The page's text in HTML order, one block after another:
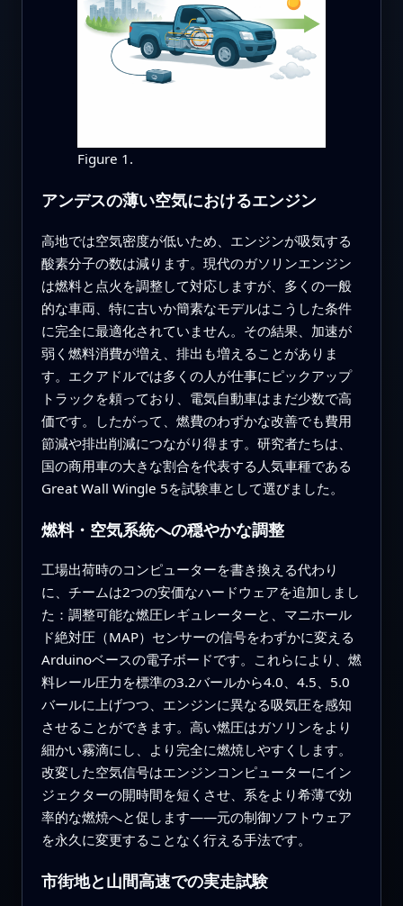
Figure 1.
アンデスの薄い空気におけるエンジン
高地では空気密度が低いため、エンジンが吸気する
酸素分子の数は減ります。現代のガソリンエンジン
は燃料と点火を調整して対応しますが、多くの一般
的な車両、特に古いか簡素なモデルはこうした条件
に完全に最適化されていません。その結果、加速が
弱く燃料消費が増え、排出も増えることがありま
す。エクアドルでは多くの人が仕事にピックアップ
トラックを頼っており、電気自動車はまだ少数で高
価です。したがって、燃費のわずかな改善でも費用
節減や排出削減につながり得ます。研究者たちは、
国の商用車の大きな割合を代表する人気車種である
Great Wall Wingle 5を試験車として選びました。
燃料・空気系統への穏やかな調整
工場出荷時のコンピューターを書き換える代わり
に、チームは2つの安価なハードウェアを追加しまし
た：調整可能な燃圧レギュレーターと、マニホール
ド絶対圧（MAP）センサーの信号をわずかに変える
Arduinoベースの電子ボードです。これらにより、燃
料レール圧力を標準の3.2バールから4.0、4.5、5.0
バールに上げつつ、エンジンに異なる吸気圧を感知
させることができます。高い燃圧はガソリンをより
細かい霧滴にし、より完全に燃焼しやすくします。
改変した空気信号はエンジンコンピューターにイン
ジェクターの開時間を短くさせ、系をより希薄で効
率的な燃焼へと促します――元の制御ソフトウェア
を永久に変更することなく行える手法です。
市街地と山間高速での実走試験